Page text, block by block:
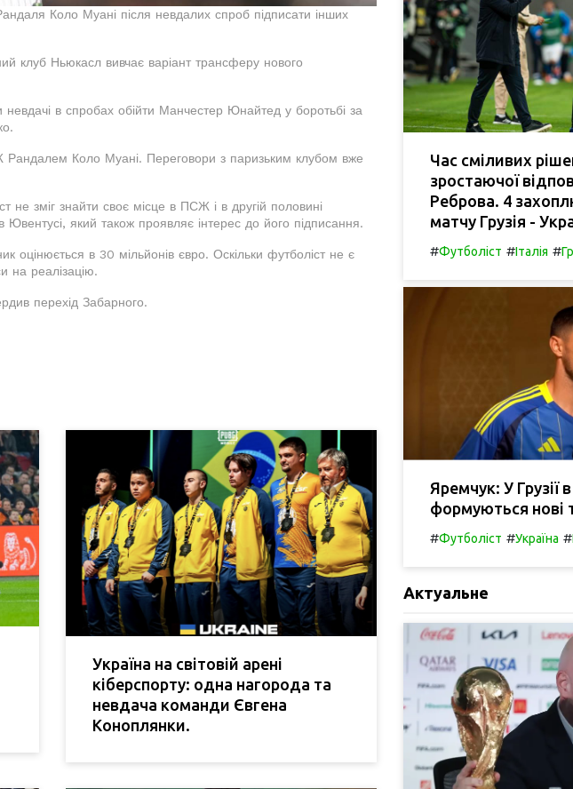
Коло Муані після невдалих спроб підписати інших
клуб Ньюкасл вивчає варіант трансферу нового
в спробах обійти Манчестер Юнайтед у боротьбі за
Коло Муані. Переговори з паризьким клубом вже
не зміг знайти своє місце в ПСЖ і в другій половині
який також проявляє інтерес до його підписання.
в 30 мільйонів євро. Оскільки футболіст не є
на реалізацію.
перехід Забарного.
Україна на світовій арені
кіберспорту: одна нагорода та
невдача команди Євгена
Коноплянки.
Час сміливих
зростаючої
Реброва. 4
матчу Грузія -
#Футболіст #Італія #
Яремчук: У Грузії
формуються нові
#Футболіст #Україна #
Актуальне